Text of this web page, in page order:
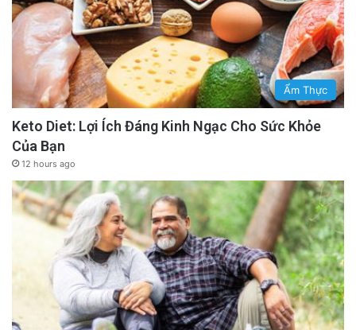
Ẩm Thực
Keto Diet: Lợi Ích Đáng Kinh Ngạc Cho Sức Khỏe
Của Bạn
12 hours ago